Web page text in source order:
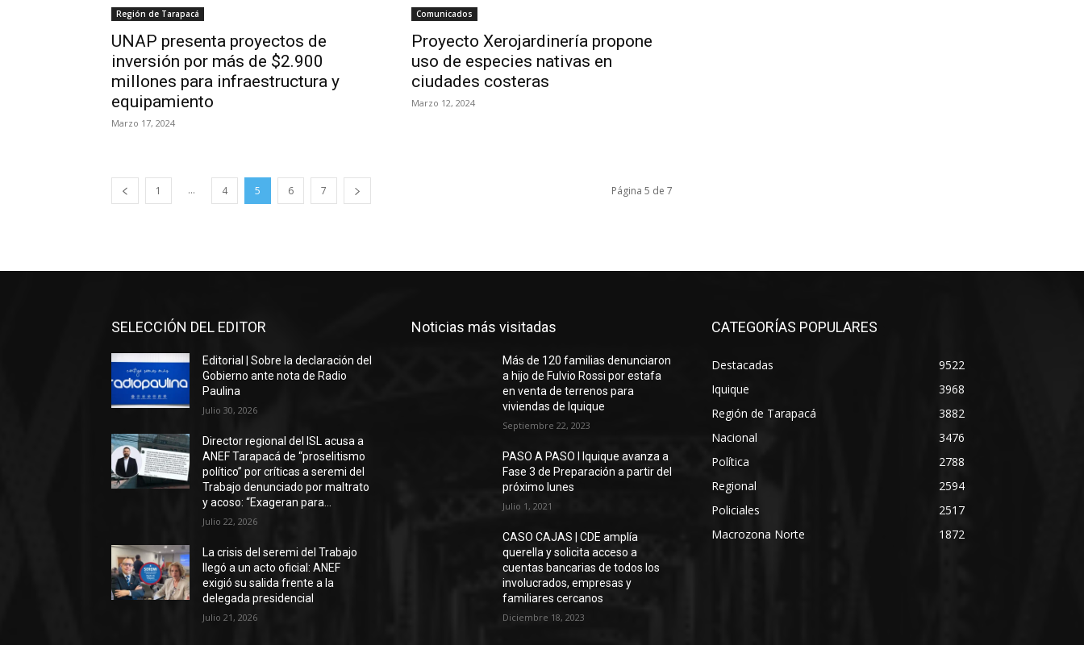
Región de Tarapacá
UNAP presenta proyectos de
inversión por más de $2.900
millones para infraestructura y
equipamiento
Marzo 17, 2024
Comunicados
Proyecto Xerojardinería propone
uso de especies nativas en
ciudades costeras
Marzo 12, 2024
1 ... 4 5 6 7 Página 5 de 7
SELECCIÓN DEL EDITOR
Editorial | Sobre la declaración del
Gobierno ante nota de Radio
Paulina
Julio 30, 2026
Director regional del ISL acusa a
ANEF Tarapacá de “proselitismo
político” por críticas a seremi del
Trabajo denunciado por maltrato
y acoso: “Exageran para...
Julio 22, 2026
La crisis del seremi del Trabajo
llegó a un acto oficial: ANEF
exigió su salida frente a la
delegada presidencial
Julio 21, 2026
Noticias más visitadas
Más de 120 familias denunciaron
a hijo de Fulvio Rossi por estafa
en venta de terrenos para
viviendas de Iquique
Septiembre 22, 2023
PASO A PASO I Iquique avanza a
Fase 3 de Preparación a partir del
próximo lunes
Julio 1, 2021
CASO CAJAS | CDE amplía
querella y solicita acceso a
cuentas bancarias de todos los
involucrados, empresas y
familiares cercanos
Diciembre 18, 2023
CATEGORÍAS POPULARES
Destacadas
9522
Iquique
3968
Región de Tarapacá
3882
Nacional
3476
Política
2788
Regional
2594
Policiales
2517
Macrozona Norte
1872